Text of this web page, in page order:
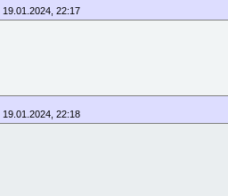
19.01.2024, 22:17
19.01.2024, 22:18